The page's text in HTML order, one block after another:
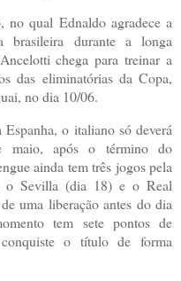
qual Ednaldo agradece a
brasileira durante a longa
chega para treinar a
das eliminatórias da Copa,
no dia 10/06.
o italiano só deverá
maio, após o término do
ainda tem três jogos pela
o Sevilla (dia 18) e o Real
uma liberação antes do dia
tem sete pontos de
o título de forma